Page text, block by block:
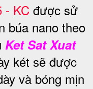
- KC được sử
búa nano theo
Ket Sat Xuat
két sẽ được
và bóng mịn